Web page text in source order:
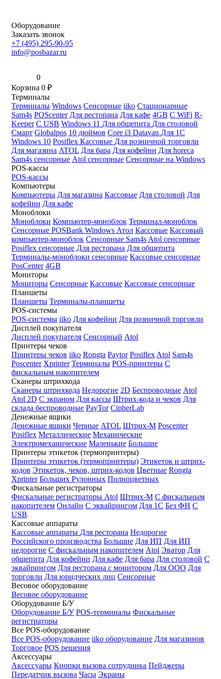
Оборудование
Заказать звонок
+7 (495) 295-90-95
info@posbazar.ru
0
Корзина 0 ₽
Терминалы
Терминалы Windows Сенсорные iiko Стационарные
Sam4s POScenter Для ресторана Для кафе 4GB С WiFi R-
Keeper С USB Windows 11 Для общепита Для столовой
Смарт Globalpos 10 дюймов Core i3 Datavan Для 1С
Windows 10 Posiflex Кассовые Для розничной торговли
Для магазина ATOL Для бара Для кофейни Для horeca
Sam4s сенсорные Atol сенсорные Сенсорные на Windows
POS-кассы
POS-кассы
Компьютеры
Компьютеры Для магазина Кассовые Для столовой Для
кофейни Для кафе
Моноблоки
Моноблоки Компьютер-моноблок Терминал-моноблок
Сенсорные POSBank Windows Атол Кассовые Кассовый
компьютер-моноблок Сенсорные Sam4s Atol сенсорные
Posiflex сенсорные Для ресторана Для общепита
Терминалы-моноблоки сенсорные Кассовые сенсорные
PosCenter 4GB
Мониторы
Мониторы Сенсорные Кассовые Кассовые сенсорные
Планшеты
Планшеты Терминалы-планшеты
POS-системы
POS-системы iiko Для кофейни Для розничной торговли
Дисплей покупателя
Дисплей покупателя Сенсорный Atol
Принтеры чеков
Принтеры чеков iiko Rongta Paytor Posiflex Atol Sam4s
Poscenter Xprinter Терминалы POS-принтеры С
фискальным накопителем
Сканеры штрихкода
Сканеры штрихкода Недорогие 2D Беспроводные Atol
Atol 2D С экраном Для кассы Штрих-кода и чеков Для
склада беспроводные PayTor CipherLab
Денежные ящики
Денежные ящики Черные ATOL Штрих-М Poscenter
Posiflex Металлические Механические
Электромеханические Маленькие Большие
Принтеры этикеток (термопринтеры)
Принтеры этикеток (термопринтеры) Этикеток и штрих-
кодов Этикеток, чеков, штрих-кодов Цветные Rongta
Xprinter Больших Рулонных Полноцветных
Фискальные регистраторы
Фискальные регистраторы Atol Штрих-М С фискальным
накопителем Онлайн С эквайрингом Для 1С Без ФН С
USB
Кассовые аппараты
Кассовые аппараты Для ресторана Недорогие
Российского производства Большие Для ИП Для ИП
недорогие С фискальным накопителем Atol Эватор Для
общепита Для кофейни Для кафе Для бара Для столовой С
эквайрингом Для ресторана с монитором Для ООО Для
торговли Для юридческих лиц Сенсорные
Весовое оборудование
Весовое оборудование
Оборудование Б/У
Оборудование Б/У POS-терминалы Фискальные
регистраторы
Все POS-оборудование
Все POS-оборудование iiko оборудование Для магазинов
Торговое POS решения
Аксессуары
Аксессуары Кнопки вызова сотрудника Пейджеры
Передатчик вызова Часы Экраны